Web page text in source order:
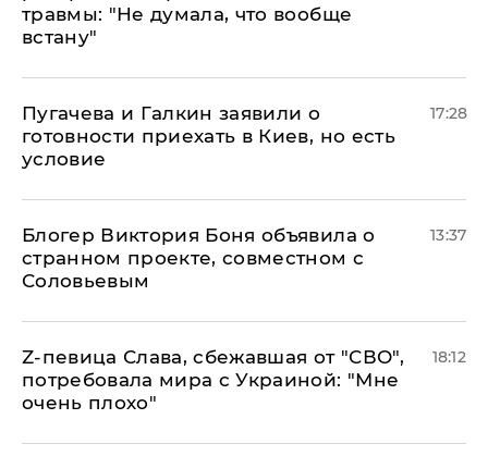
травмы: "Не думала, что вообще
встану"
Пугачева и Галкин заявили о
готовности приехать в Киев, но есть
условие
17:28
Блогер Виктория Боня объявила о
странном проекте, совместном с
Соловьевым
13:37
Z-певица Слава, сбежавшая от "СВО",
потребовала мира с Украиной: "Мне
очень плохо"
18:12